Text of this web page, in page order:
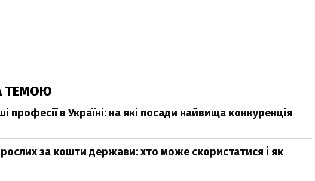
ТЕМОЮ
професії в Україні: на які посади найвища конкуренція
за кошти держави: хто може скористатися і як